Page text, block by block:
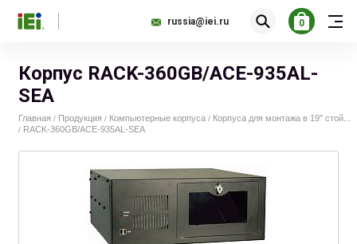
russia@iei.ru 0
Корпус RACK-360GB/ACE-935AL-
SEA
Главная / Продукция / Компьютерные корпуса / Корпуса для монтажа в 19" стой...
/ RACK-360GB/ACE-935AL-SEA